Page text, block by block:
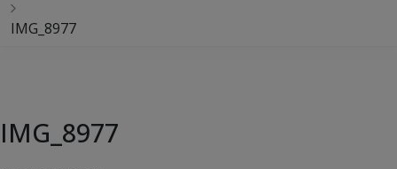
IMG_8977
IMG_8977